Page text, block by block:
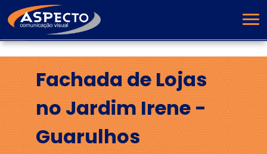
Fachada de Lojas
no Jardim Irene -
Guarulhos